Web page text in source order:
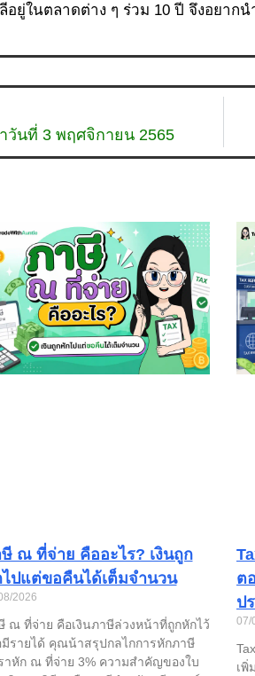
อยู่ในตลาดต่าง ๆ ร่วม 10 ปี จึงอยาก
วันที่ 3 พฤศจิกายน 2565
ณ ที่จ่าย คืออะไร? เงินถูก
ปแต่ขอคืนได้เต็มจำนวน
2026
ณ ที่จ่าย คือเงินภาษีล่วงหน้าที่ถูกหักไว้
มีรายได้ คุณน้าสรุปกลไกการหักภาษี
าหัก ณ ที่จ่าย 3% ความสำคัญของใบ
ต
ป
07/
เพิ่